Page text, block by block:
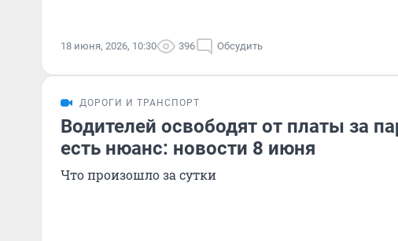
18 июня, 2026, 10:30 396 Обсудить
ДОРОГИ И ТРАНСПОРТ
Водителей освободят от платы за
есть нюанс: новости 8 июня
Что произошло за сутки